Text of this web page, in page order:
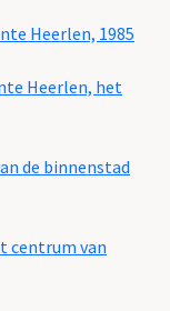
Heerlen, 1985
Heerlen, het
de binnenstad
centrum van